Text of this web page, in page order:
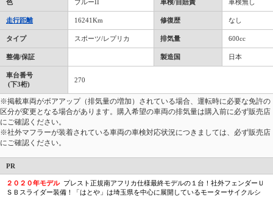
色 ブルーII 車検/自賠責 車検無し
走行距離 16241Km 修復歴 なし
タイプ スポーツ/レプリカ 排気量 600cc
整備/保証 製造国 日本
車台番号
(下3桁)
270
※掲載車両がボアアップ（排気量の増加）されている場合、運転時に必要な免許の
区分が変更となる場合があります。購入希望の車両の排気量は購入前に必ず販売店
にご確認ください。
※社外マフラーが装着されている車両の車検対応状況につきましては、必ず販売店
にご確認ください。
PR
２０２０年モデル プレスト正規南アフリカ仕様最終モデルの１台！社外フェンダーＵ
ＳＢスライダー装備！「はとや」は埼玉県を中心に展開しているモーターサイクルシ